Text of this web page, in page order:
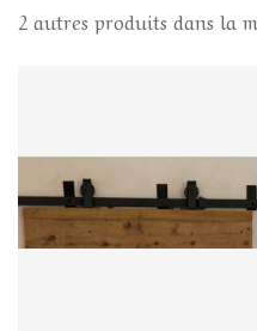
2 autres produits dans la